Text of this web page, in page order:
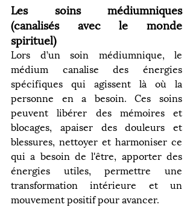
Les soins médiumniques
(canalisés avec le monde
spirituel)
Lors d’un soin médiumnique, le
médium canalise des énergies
spécifiques qui agissent là où la
personne en a besoin. Ces soins
peuvent libérer des mémoires et
blocages, apaiser des douleurs et
blessures, nettoyer et harmoniser ce
qui a besoin de l'être, apporter des
énergies utiles, permettre une
transformation intérieure et un
mouvement positif pour avancer.